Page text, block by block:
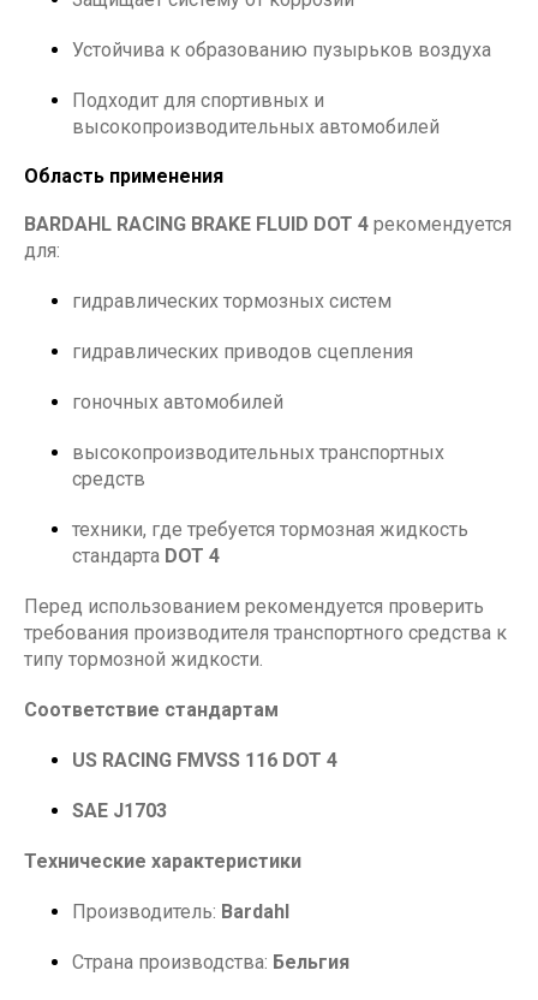
Устойчива к образованию пузырьков воздуха
Подходит для спортивных и
высокопроизводительных автомобилей
Область применения
BARDAHL RACING BRAKE FLUID DOT 4 рекомендуется
для:
гидравлических тормозных систем
гидравлических приводов сцепления
гоночных автомобилей
высокопроизводительных транспортных
средств
техники, где требуется тормозная жидкость
стандарта DOT 4
Перед использованием рекомендуется проверить
требования производителя транспортного средства к
типу тормозной жидкости.
Соответствие стандартам
US RACING FMVSS 116 DOT 4
SAE J1703
Технические характеристики
Производитель: Bardahl
Страна производства: Бельгия